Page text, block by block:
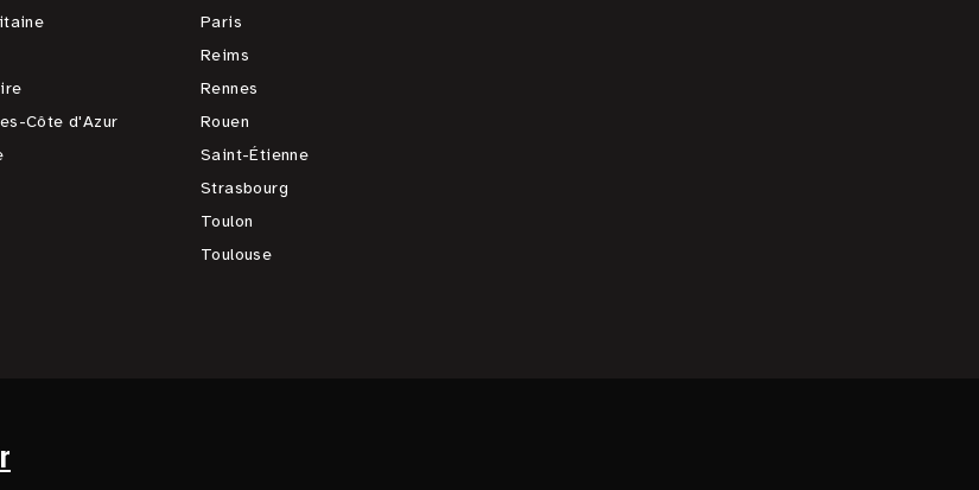
Côte d'Azur
Paris
Reims
Rennes
Rouen
Saint-Étienne
Strasbourg
Toulon
Toulouse